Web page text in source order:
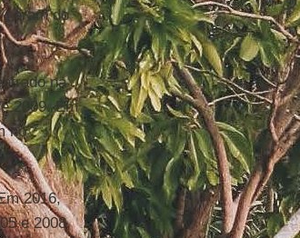
eram do
na
2009. Em
no
2016,
e 2008,